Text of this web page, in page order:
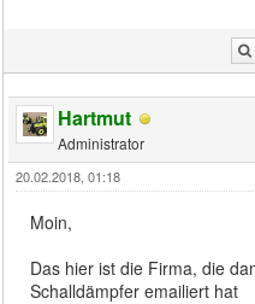
Hartmut
Administrator
20.02.2018, 01:18
Moin,
Das hier ist die Firma, die
Schalldämpfer emailiert hat